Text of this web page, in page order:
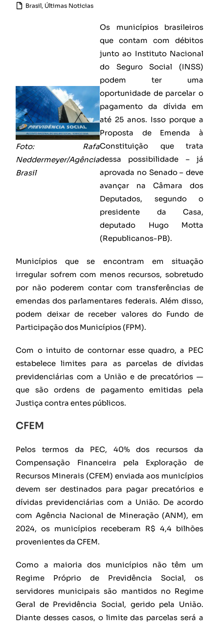
Brasil, Últimas Noticias
Foto: Rafa
Neddermeyer/Agência
Brasil
Os municípios brasileiros
que contam com débitos
junto ao Instituto Nacional
do Seguro Social (INSS)
podem ter uma
oportunidade de parcelar o
pagamento da dívida em
até 25 anos. Isso porque a
Proposta de Emenda à
Constituição que trata
dessa possibilidade – já
aprovada no Senado – deve
avançar na Câmara dos
Deputados, segundo o
presidente da Casa,
deputado Hugo Motta
(Republicanos-PB).
Municípios que se encontram em situação
irregular sofrem com menos recursos, sobretudo
por não poderem contar com transferências de
emendas dos parlamentares federais. Além disso,
podem deixar de receber valores do Fundo de
Participação dos Municípios (FPM).
Com o intuito de contornar esse quadro, a PEC
estabelece limites para as parcelas de dívidas
previdenciárias com a União e de precatórios —
que são ordens de pagamento emitidas pela
Justiça contra entes públicos.
CFEM
Pelos termos da PEC, 40% dos recursos da
Compensação Financeira pela Exploração de
Recursos Minerais (CFEM) enviada aos municípios
devem ser destinados para pagar precatórios e
dívidas previdenciárias com a União. De acordo
com Agência Nacional de Mineração (ANM), em
2024, os municípios receberam R$ 4,4 bilhões
provenientes da CFEM.
Como a maioria dos municípios não têm um
Regime Próprio de Previdência Social, os
servidores municipais são mantidos no Regime
Geral de Previdência Social, gerido pela União.
Diante desses casos, o limite das parcelas será a